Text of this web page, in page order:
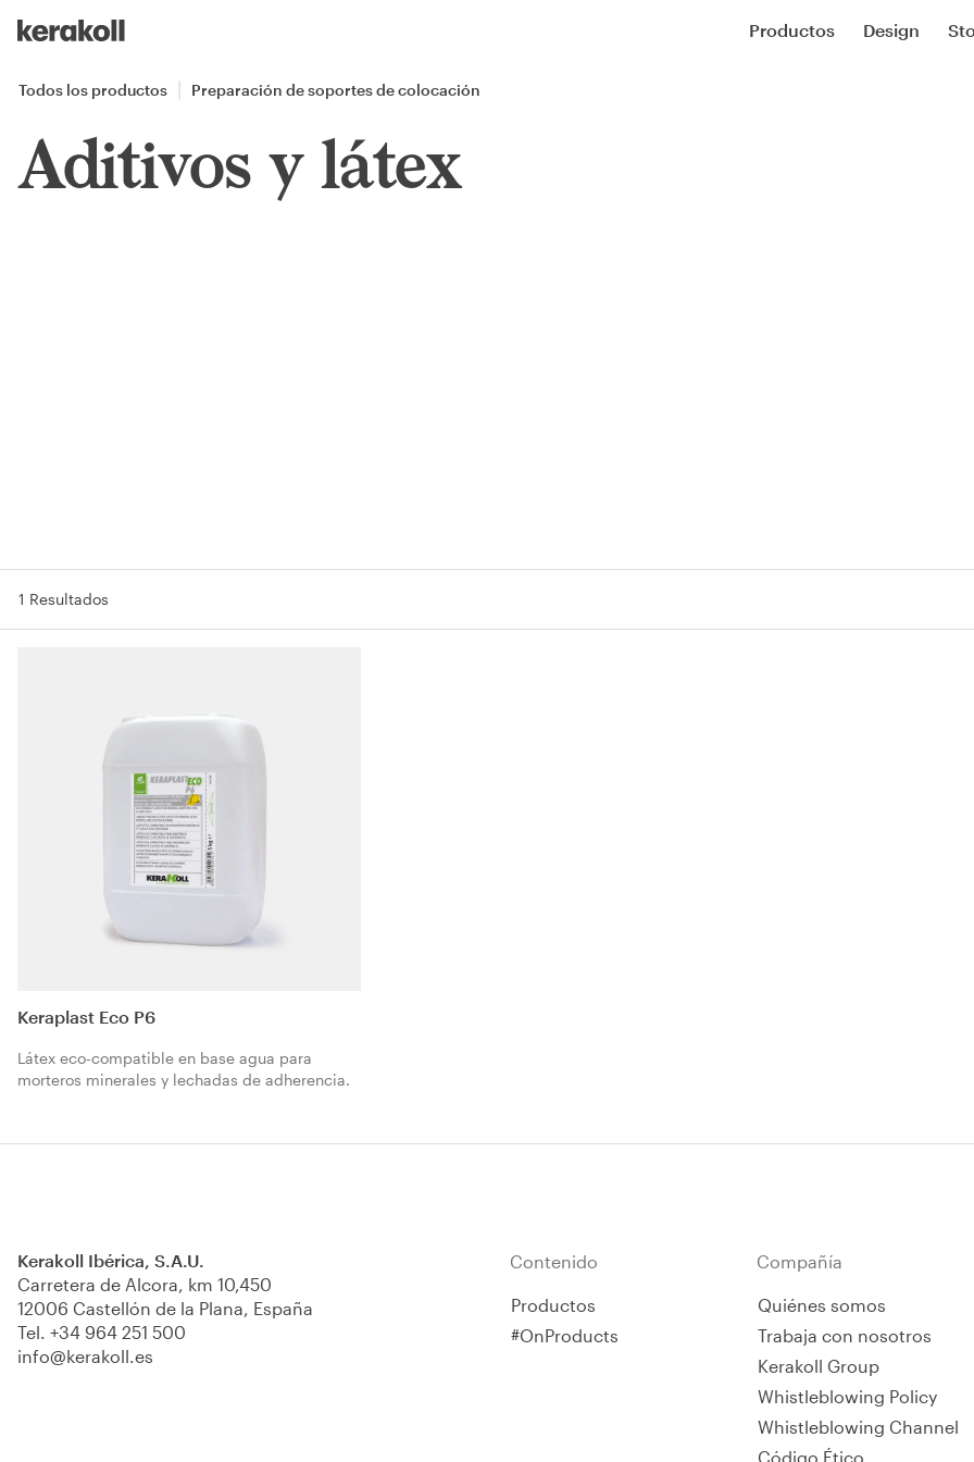
Go to Homepage
Productos Design
Todos los productos Preparación de soportes de colocación
Aditivos y látex
1 Resultados
Keraplast Eco P6
Látex eco-compatible en base agua para
morteros minerales y lechadas de adherencia.
Kerakoll Ibérica, S.A.U.
Carretera de Alcora, km 10,450
12006 Castellón de la Plana, España
Tel. +34 964 251 500
info@kerakoll.es
Contenido
Productos
#OnProducts
Compañía
Quiénes somos
Trabaja con nosotros
Kerakoll Group
Whistleblowing Policy
Whistleblowing Channel
Código Ético